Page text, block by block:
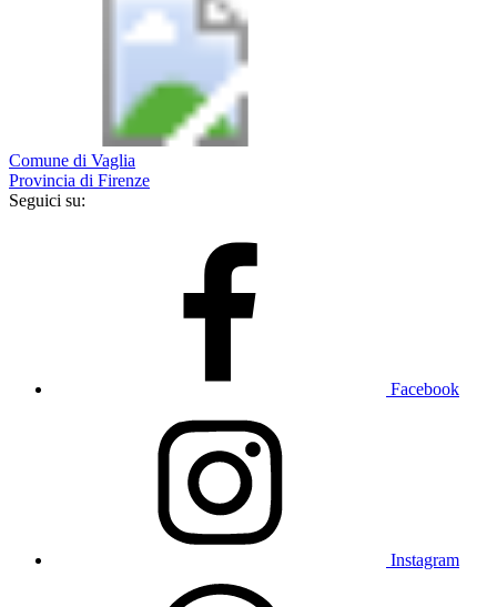
Comune di Vaglia
Provincia di Firenze
Seguici su:
Facebook
Instagram